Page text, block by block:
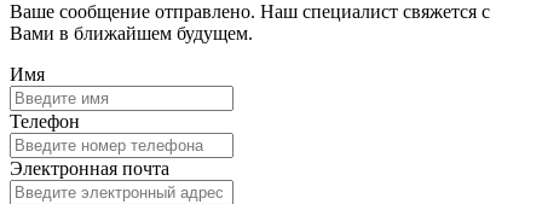
Ваше сообщение отправлено. Наш специалист свяжется с
Вами в ближайшем будущем.
Имя
Телефон
Электронная почта